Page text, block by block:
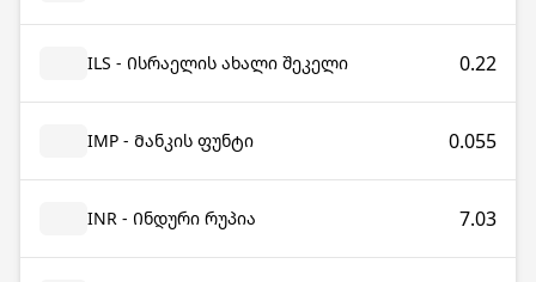
ILS - Ისრაელის ახალი შეკელი 0.22
IMP - Მანკის ფუნტი 0.055
INR - Ინდური რუპია 7.03